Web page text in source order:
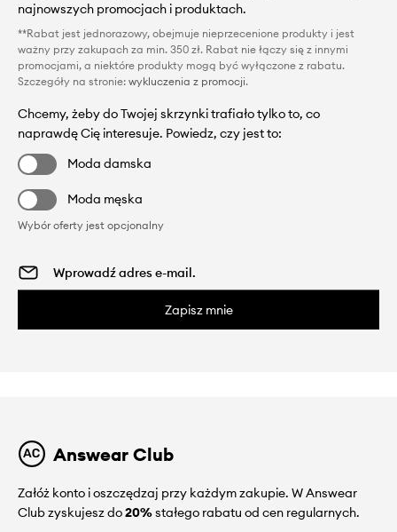
najnowszych promocjach i produktach.
**Rabat jest jednorazowy, obejmuje nieprzecenione produkty i jest
ważny przy zakupach za min. 350 zł. Rabat nie łączy się z innymi
promocjami, a niektóre produkty mogą być wyłączone z rabatu.
Szczegóły na stronie: wykluczenia z promocji.
Chcemy, żeby do Twojej skrzynki trafiało tylko to, co
naprawdę Cię interesuje. Powiedz, czy jest to:
Moda damska
Moda męska
Wybór oferty jest opcjonalny
Zapisz mnie
Answear Club
Załóż konto i oszczędzaj przy każdym zakupie. W Answear
Club zyskujesz do20%stałego rabatu od cen regularnych.